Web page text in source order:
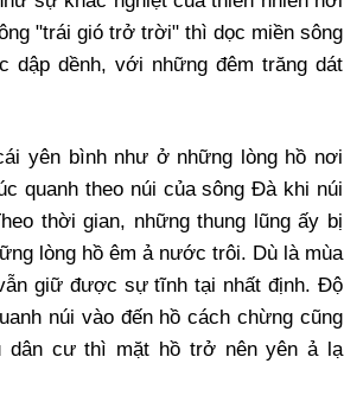
"trái gió trở trời" thì dọc miền sông
dềnh, với những đêm trăng dát
yên bình như ở những lòng hồ nơi
quanh theo núi của sông Đà khi núi
thời gian, những thung lũng ấy bị
lòng hồ êm ả nước trôi. Dù là mùa
giữ được sự tĩnh tại nhất định. Độ
núi vào đến hồ cách chừng cũng
dân cư thì mặt hồ trở nên yên ả lạ